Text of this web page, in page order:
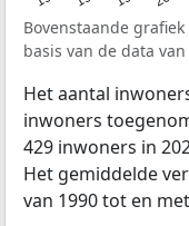
Bovenstaande
basis van de data van
Het aantal
inwoners
429 inwoners in
Het gemiddelde
van 1990 tot en